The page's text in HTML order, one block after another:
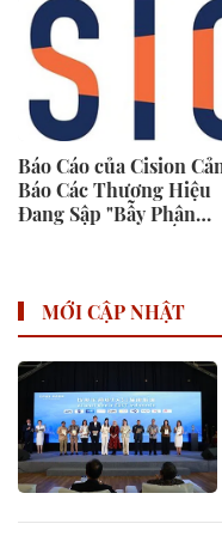
Báo Cáo của Cision
Báo Các Thương Hiệu
Đang Sập "Bẫy Phân
MỚI CẬP NHẬT